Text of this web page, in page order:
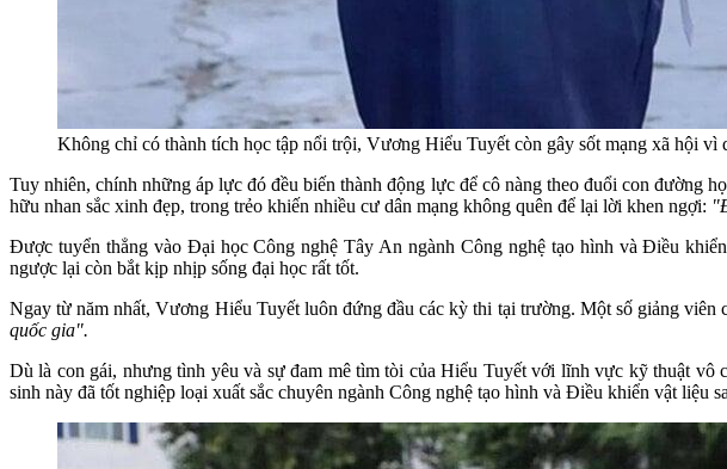
Không chỉ có thành tích học tập nổi trội, Vương Hiểu Tuyết còn gây sốt mạng xã hội vì
Tuy nhiên, chính những áp lực đó đều biến thành động lực để cô nàng theo đuổi con đường
hữu nhan sắc xinh đẹp, trong trẻo khiến nhiều cư dân mạng không quên để lại lời khen ngợi:
Được tuyển thẳng vào Đại học Công nghệ Tây An ngành Công nghệ tạo hình và Điều
ngược lại còn bắt kịp nhịp sống đại học rất tốt.
Ngay từ năm nhất, Vương Hiểu Tuyết luôn đứng đầu các kỳ thi tại trường. Một số giảng viên
quốc gia".
Dù là con gái, nhưng tình yêu và sự đam mê tìm tòi của Hiểu Tuyết với lĩnh vực kỹ thuật
sinh này đã tốt nghiệp loại xuất sắc chuyên ngành Công nghệ tạo hình và Điều khiển vật liệu